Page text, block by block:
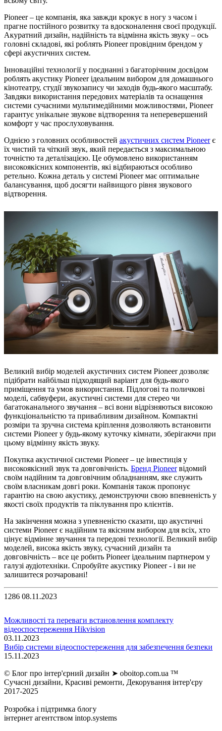
Pioneer – це компанія, яка завжди крокує в ногу з часом і
прагне постійного розвитку та вдосконалення своєї продукції.
Акуратний дизайн, надійність та відмінна якість звуку – ось
головні складові, які роблять Pioneer провідним брендом у
сфері акустичних систем.
Інноваційні технології у поєднанні з багаторічним досвідом
роблять акустику Pioneer ідеальним вибором для домашнього
кінотеатру, студії звукозапису чи заходів будь-якого масштабу.
Завдяки використання передових матеріалів та оснащення
системи сучасними мультимедійними можливостями, Pioneer
гарантує унікальне звукове відтворення та неперевершений
комфорт у час прослуховування.
Однією з головних особливостей акустичних систем Pioneerє
їх чистий та чіткий звук, який передається з максимальною
точністю та деталізацією. Це обумовлено використанням
високоякісних компонентів, які відбираються особливо
ретельно. Кожна деталь у системі Pioneer має оптимальне
балансування, щоб досягти найвищого рівня звукового
відтворення.
Великий вибір моделей акустичних систем Pioneer дозволяє
підібрати найбільш підходящий варіант для будь-якого
приміщення та умов використання. Підлогові та поличкові
моделі, сабвуфери, акустичні системи для стерео чи
багатоканального звучання – всі вони відрізняються високою
функціональністю та привабливим дизайном. Компактні
розміри та зручна система кріплення дозволяють встановити
системи Pioneer у будь-якому куточку кімнати, зберігаючи при
цьому відмінну якість звуку.
Покупка акустичної системи Pioneer – це інвестиція у
високоякісний звук та довговічність. Бренд Pioneerвідомий
своїм надійним та довговічним обладнанням, яке служить
своїм власникам довгі роки. Компанія також пропонує
гарантію на свою акустику, демонструючи свою впевненість у
якості своїх продуктів та піклування про клієнтів.
На закінчення можна з упевненістю сказати, що акустичні
системи Pioneer є надійним та якісним вибором для всіх, хто
цінує відмінне звучання та передові технології. Великий вибір
моделей, висока якість звуку, сучасний дизайн та
довговічність – все це робить Pioneer ідеальним партнером у
галузі аудіотехніки. Спробуйте акустику Pioneer - і ви не
залишитеся розчаровані!
1286 08.11.2023
Можливості та переваги встановлення комплекту
відеоспостереження Hikvision
03.11.2023
Вибір системи відеоспостереження для забезпечення безпеки
15.11.2023
© Блог про інтер'єрний дизайн ➤ oboitop.com.ua ™
Сучасні дизайни, Красиві ремонти, Декорування інтер'єру
2017-2025
Розробка і підтримка блогу
інтернет агентством intop.systems